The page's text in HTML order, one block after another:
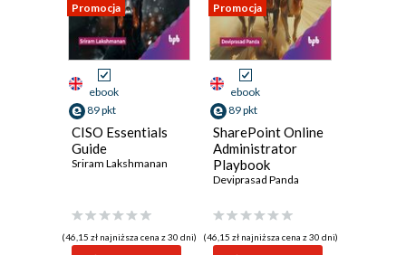
Promocja
ebook
89 pkt
CISO Essentials
Guide
Sriram Lakshmanan
(46,15 zł najniższa cena z 30 dni)
Promocja
ebook
89 pkt
SharePoint Online
Administrator
Playbook
Deviprasad Panda
(46,15 zł najniższa cena z 30 dni)